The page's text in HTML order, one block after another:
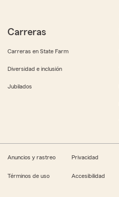
Carreras
Carreras en State Farm
Diversidad e inclusión
Jubilados
Anuncios y rastreo Privacidad
Términos de uso Accesibilidad